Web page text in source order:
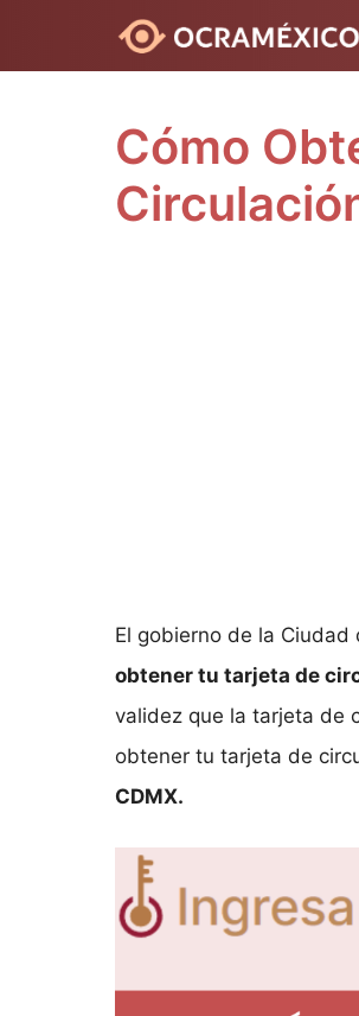
Cómo
El gobierno de la Ciudad
obtener tu tarjeta de
validez que la tarjeta de
obtener tu tarjeta de
CDMX.